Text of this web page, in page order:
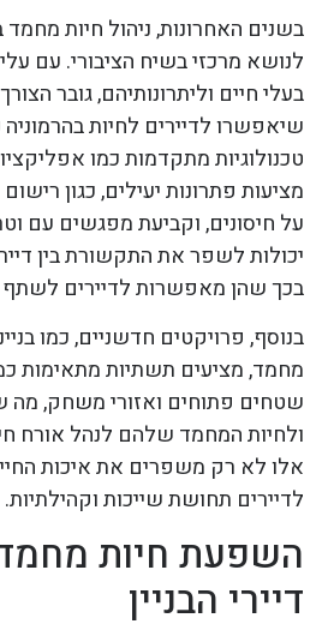
בשנים האחרונות, ניהול חיות
לנושא מרכזי בשיח הציבורי. עם
בעלי חיים וליתרונותיהם, גובר
שיאפשרו לדיירים לחיות
טכנולוגיות מתקדמות כמו
מציעות פתרונות יעילים, כגון
על חיסונים, וקביעת מפגשים עם
יכולות לשפר את התקשורת בין
בכך שהן מאפשרות לדיירים לשתף
בנוסף, פרויקטים חדשניים, כמו
מחמד, מציעים תשתיות מתאימות
שטחים פתוחים ואזורי משחק, מה
ולחיות המחמד שלהם לנהל אורח
אלו לא רק משפרים את איכות
לדיירים תחושת שייכות וקהילתיות.
השפעת חיות
דיירי הבניין